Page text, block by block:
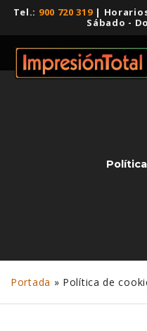
Tel.: 900 720 319|
Sábado -
Portada » Política de